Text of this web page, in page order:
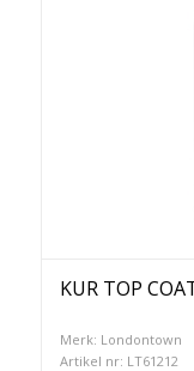
KUR TOP
Merk: Londontown
Artikel nr: LT61212